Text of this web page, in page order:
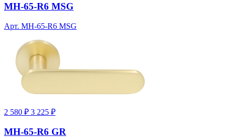
MH-65-R6 MSG
Арт. MH-65-R6 MSG
2 580 ₽ 3 225 ₽
MH-65-R6 GR